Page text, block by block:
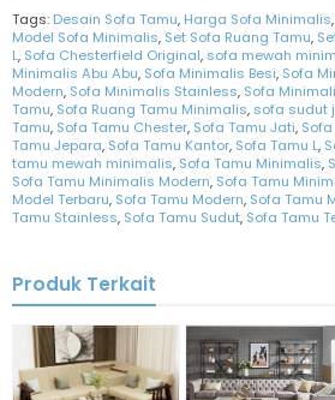
Tags: Desain Sofa Tamu, Harga Sofa Minimalis,
Model Sofa Minimalis, Set Sofa Ruang Tamu,
L, Sofa Chesterfield Original, sofa mewah
Minimalis Abu Abu, Sofa Minimalis Besi, Sofa
Modern, Sofa Minimalis Stainless, Sofa
Tamu, Sofa Ruang Tamu Minimalis, sofa sudut
Tamu, Sofa Tamu Chester, Sofa Tamu Jati,
Tamu Jepara, Sofa Tamu Kantor, Sofa Tamu L,
tamu mewah minimalis, Sofa Tamu Minimalis,
Sofa Tamu Minimalis Modern, Sofa Tamu
Model Terbaru, Sofa Tamu Modern, Sofa Tamu
Tamu Stainless, Sofa Tamu Sudut, Sofa Tamu
Produk Terkait